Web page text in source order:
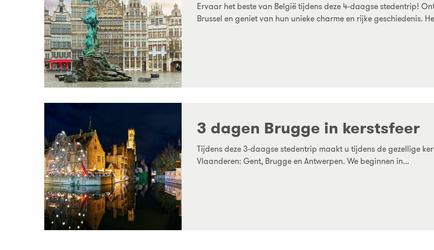
Ervaar het beste van België tijdens deze 4-daagse stedentrip!
Brussel en geniet van hun unieke charme en rijke geschiedenis.
3 dagen Brugge in kerstsfeer
Tijdens deze 3-daagse stedentrip maakt u tijdens de gezellige
Vlaanderen: Gent, Brugge en Antwerpen. We beginnen in...